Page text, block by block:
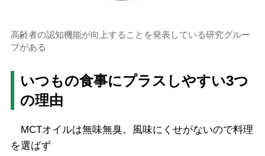
高齢者の認知機能が向上することを発表している研究グルー
プがある
いつもの食事にプラスしやすい3つ
の理由
MCTオイルは無味無臭。風味にくせがないので料理
を選ばず